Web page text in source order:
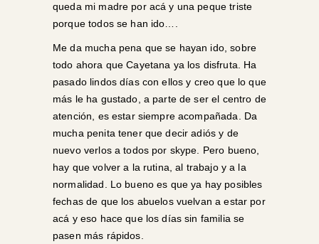
queda mi madre por acá y una peque triste
porque todos se han ido….
Me da mucha pena que se hayan ido, sobre
todo ahora que Cayetana ya los disfruta. Ha
pasado lindos días con ellos y creo que lo que
más le ha gustado, a parte de ser el centro de
atención, es estar siempre acompañada. Da
mucha penita tener que decir adiós y de
nuevo verlos a todos por skype. Pero bueno,
hay que volver a la rutina, al trabajo y a la
normalidad. Lo bueno es que ya hay posibles
fechas de que los abuelos vuelvan a estar por
acá y eso hace que los días sin familia se
pasen más rápidos.